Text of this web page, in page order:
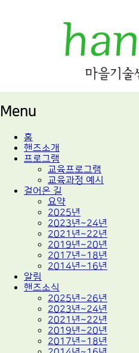
마을기술센터 핸즈
적정기술 교육
Menu
Skip
content
홈
핸즈소개
프로그램
교육프로그램
교육과정 예시
걸어온 길
요약
2025년
2023년~24년
2021년~22년
2019년~20년
2017년~18년
2014년~16년
알림
핸즈소식
2025년~26년
2023년~24년
2021년~22년
2019년~20년
2017년~18년